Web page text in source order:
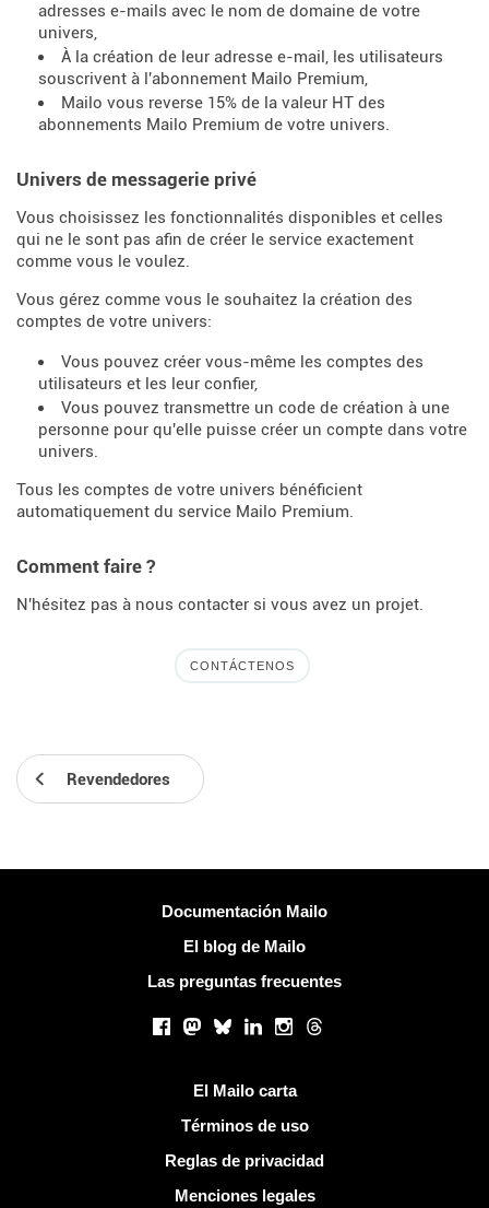
adresses e-mails avec le nom de domaine de votre
univers,
À la création de leur adresse e-mail, les utilisateurs
souscrivent à l'abonnement Mailo Premium,
Mailo vous reverse 15% de la valeur HT des
abonnements Mailo Premium de votre univers.
Univers de messagerie privé
Vous choisissez les fonctionnalités disponibles et celles
qui ne le sont pas afin de créer le service exactement
comme vous le voulez.
Vous gérez comme vous le souhaitez la création des
comptes de votre univers:
Vous pouvez créer vous-même les comptes des
utilisateurs et les leur confier,
Vous pouvez transmettre un code de création à une
personne pour qu'elle puisse créer un compte dans votre
univers.
Tous les comptes de votre univers bénéficient
automatiquement du service Mailo Premium.
Comment faire ?
N'hésitez pas à nous contacter si vous avez un projet.
CONTÁCTENOS
Revendedores
Documentación Mailo
El blog de Mailo
Las preguntas frecuentes
Facebook
Mastodon
BlueskyLinkedInInstagram
Threads
El Mailo carta
Términos de uso
Reglas de privacidad
Menciones legales